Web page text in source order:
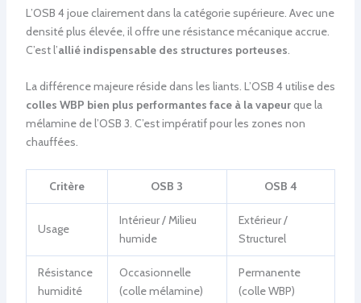
L’OSB 4 joue clairement dans la catégorie supérieure. Avec une
densité plus élevée, il offre une résistance mécanique accrue.
C’est l’allié indispensable des structures porteuses.
La différence majeure réside dans les liants. L’OSB 4 utilise des
colles WBP bien plus performantes face à la vapeurque la
mélamine de l’OSB 3. C’est impératif pour les zones non
chauffées.
Critère OSB 3 OSB 4
Usage
Intérieur / Milieu
humide
Extérieur /
Structurel
Résistance
humidité
Occasionnelle
(colle mélamine)
Permanente
(colle WBP)